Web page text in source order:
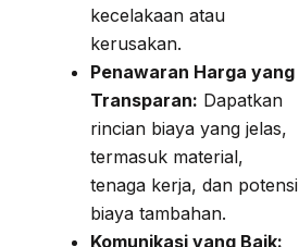
kecelakaan atau
kerusakan.
Penawaran Harga yang
Transparan: Dapatkan
rincian biaya yang jelas,
termasuk material,
tenaga kerja, dan potensi
biaya tambahan.
Komunikasi yang Baik: